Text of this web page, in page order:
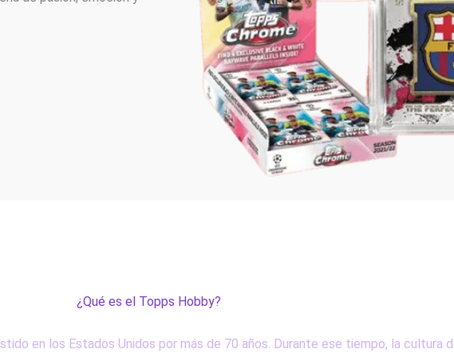
¿Qué es el Topps Hobby?
en los Estados Unidos por más de 70 años. Durante ese tiempo, la cultura